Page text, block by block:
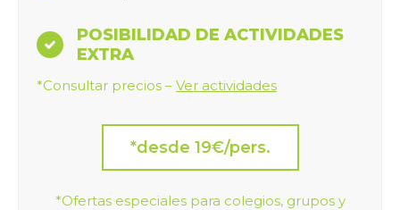
POSIBILIDAD DE ACTIVIDADES
EXTRA
*Consultar precios – Ver actividades
*desde 19€/pers.
*Ofertas especiales para colegios, grupos y